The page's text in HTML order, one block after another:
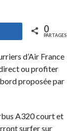
0
PARTAGES
d’Air France
ou profiter
proposée par
A320 court et
surfer sur